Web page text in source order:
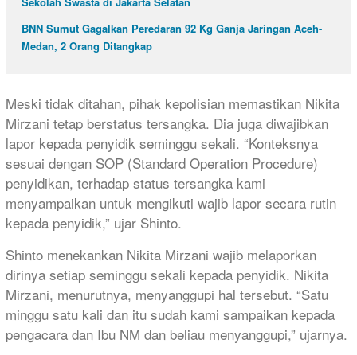
BNN Sumut Gagalkan Peredaran 92 Kg Ganja Jaringan Aceh-
Medan, 2 Orang Ditangkap
Meski tidak ditahan, pihak kepolisian memastikan Nikita
Mirzani tetap berstatus tersangka. Dia juga diwajibkan
lapor kepada penyidik seminggu sekali. “Konteksnya
sesuai dengan SOP (Standard Operation Procedure)
penyidikan, terhadap status tersangka kami
menyampaikan untuk mengikuti wajib lapor secara rutin
kepada penyidik,” ujar Shinto.
Shinto menekankan Nikita Mirzani wajib melaporkan
dirinya setiap seminggu sekali kepada penyidik. Nikita
Mirzani, menurutnya, menyanggupi hal tersebut. “Satu
minggu satu kali dan itu sudah kami sampaikan kepada
pengacara dan Ibu NM dan beliau menyanggupi,” ujarnya.